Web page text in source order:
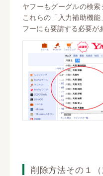
ヤフーもグーグルの検索
これらの「入力補助機
フーにも要請する必要が
削除方法その１（